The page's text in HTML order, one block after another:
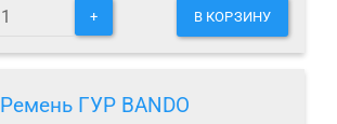
+ В КОРЗИНУ
Ремень ГУР BANDO